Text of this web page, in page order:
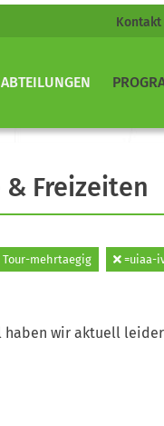
Kontakt
ABTEILUNGEN
Freizeiten
Tour-mehrtaegig =uiaa-
haben wir aktuell